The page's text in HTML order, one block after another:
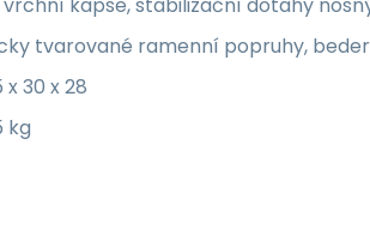
tvarované ramenní popruhy,
30 x 28
kg